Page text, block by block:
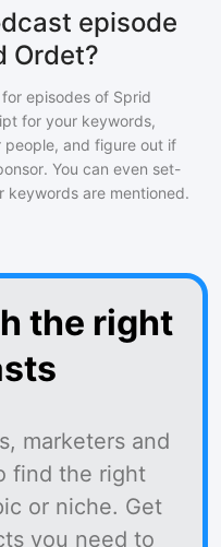
episode
Ordet?
episodes of Sprid
for your keywords,
and figure out if
You can even set-
keywords are mentioned.
the right
marketers and
find the right
or niche. Get
you need to